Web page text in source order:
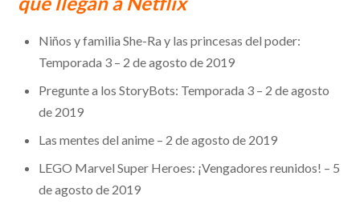
Niños y familia She-Ra y las princesas del poder:
Temporada 3 – 2 de agosto de 2019
Pregunte a los StoryBots: Temporada 3 – 2 de agosto
de 2019
Las mentes del anime – 2 de agosto de 2019
LEGO Marvel Super Heroes: ¡Vengadores reunidos! – 5
de agosto de 2019